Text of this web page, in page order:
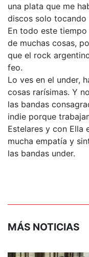
una plata que me
discos solo tocando
En todo este
de muchas cosas,
que el rock
feo.
Lo ves en el under,
cosas rarísimas. Y
las bandas
indie porque
Estelares y con Ella
mucha empatía y
las bandas under.
MÁS NOTICIAS